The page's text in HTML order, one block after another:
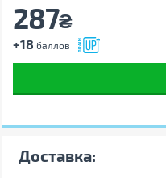
287₴
+18 баллов
Доставка: